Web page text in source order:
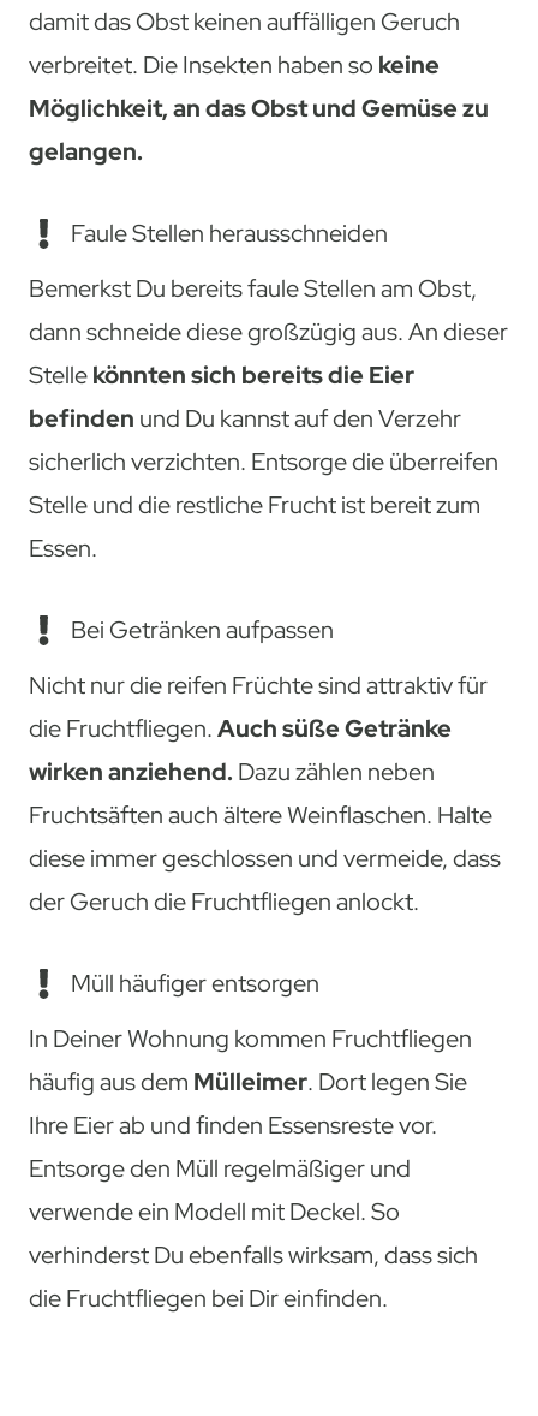
damit das Obst keinen auffälligen Geruch
verbreitet. Die Insekten haben so keine
Möglichkeit, an das Obst und Gemüse zu
gelangen.
Faule Stellen herausschneiden
Bemerkst Du bereits faule Stellen am Obst,
dann schneide diese großzügig aus. An dieser
Stellekönnten sich bereits die Eier
befinden und Du kannst auf den Verzehr
sicherlich verzichten. Entsorge die überreifen
Stelle und die restliche Frucht ist bereit zum
Essen.
Bei Getränken aufpassen
Nicht nur die reifen Früchte sind attraktiv für
die Fruchtfliegen.Auch süße Getränke
wirken anziehend. Dazu zählen neben
Fruchtsäften auch ältere Weinflaschen. Halte
diese immer geschlossen und vermeide, dass
der Geruch die Fruchtfliegen anlockt.
Müll häufiger entsorgen
In Deiner Wohnung kommen Fruchtfliegen
häufig aus dem Mülleimer. Dort legen Sie
Ihre Eier ab und finden Essensreste vor.
Entsorge den Müll regelmäßiger und
verwende ein Modell mit Deckel. So
verhinderst Du ebenfalls wirksam, dass sich
die Fruchtfliegen bei Dir einfinden.